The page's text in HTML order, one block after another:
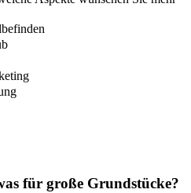
für große Grundstücke?